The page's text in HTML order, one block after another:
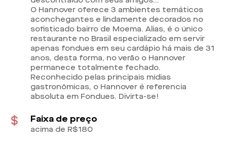
O Hannover oferece 3 ambientes temáticos
aconchegantes e lindamente decorados no
sofisticado bairro de Moema. Alias, é o único
restaurante no Brasil especializado em servir
apenas fondues em seu cardápio há mais de 31
anos, desta forma, no verão o Hannover
permanece totalmente fechado.
Reconhecido pelas principais mídias
gastronômicas, o Hannover é referencia
absoluta em Fondues. Divirta-se!
Faixa de preço
acima de R$180